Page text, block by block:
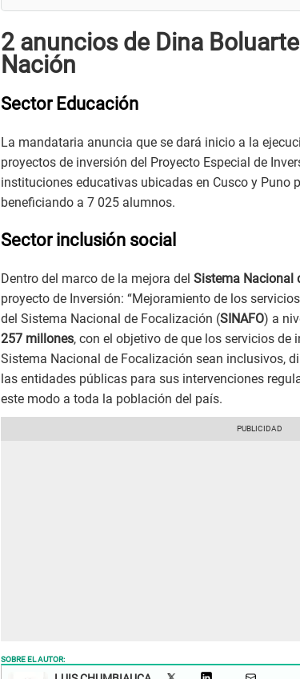
2 anuncios de Dina
Nación
Sector Educación
La mandataria anuncia que se dará inicio a la
proyectos de inversión del Proyecto Especial de
instituciones educativas ubicadas en Cusco y Puno
beneficiando a 7 025 alumnos.
Sector inclusión social
Dentro del marco de la mejora del Sistema Nacional
proyecto de Inversión: “Mejoramiento de los
del Sistema Nacional de Focalización (SINAFO) a
257 millones, con el objetivo de que los servicios
Sistema Nacional de Focalización sean inclusivos,
las entidades públicas para sus intervenciones
este modo a toda la población del país.
SOBRE EL AUTOR: